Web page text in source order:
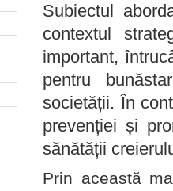
Subiectul
contextul
important,
pentru
societății. În
prevenției și
sănătății
Prin această